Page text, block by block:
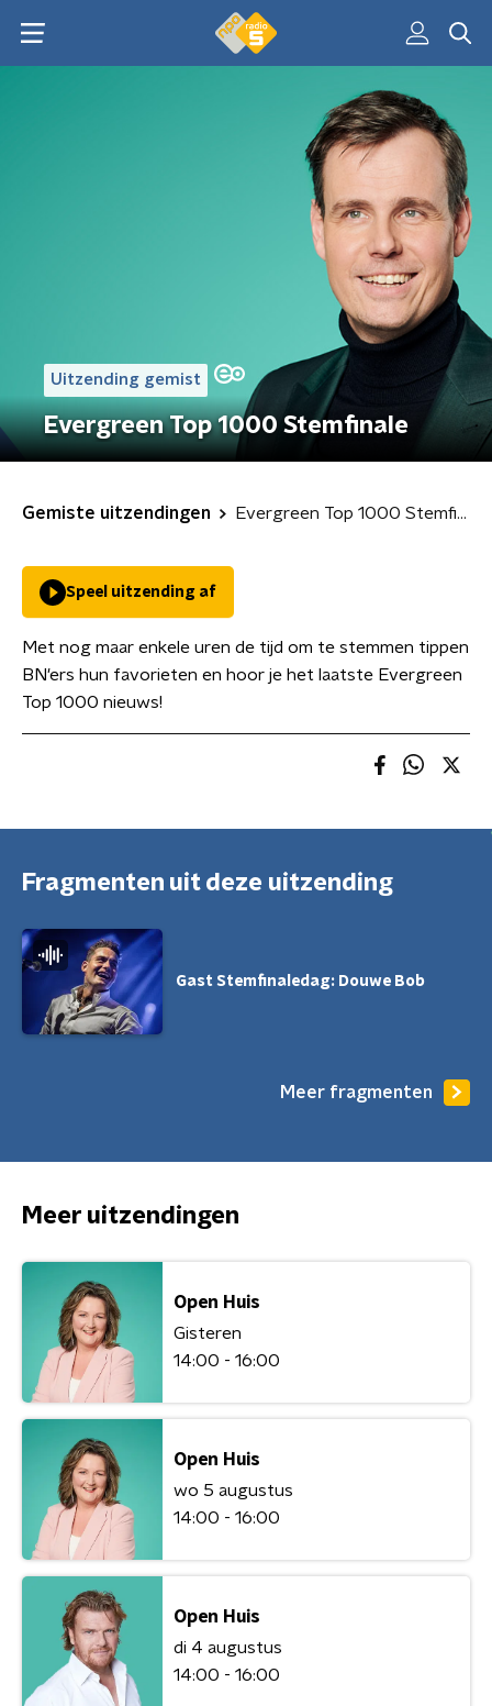
Uitzending gemist
Evergreen Top 1000 Stemfinale
Gemiste uitzendingen Evergreen Top 1000 Stemfinale
Speel uitzending af
Met nog maar enkele uren de tijd om te stemmen tippen
BN'ers hun favorieten en hoor je het laatste Evergreen
Top 1000 nieuws!
Fragmenten uit deze uitzending
Gast Stemfinaledag: Douwe Bob
Meer fragmenten
Meer uitzendingen
Open Huis
Gisteren
14:00 - 16:00
Open Huis
wo 5 augustus
14:00 - 16:00
Open Huis
di 4 augustus
14:00 - 16:00